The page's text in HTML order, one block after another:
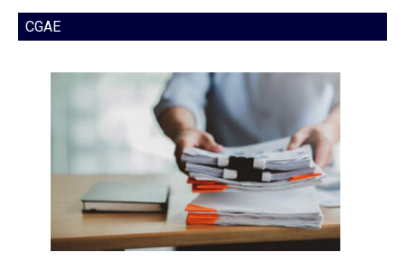
CGAE